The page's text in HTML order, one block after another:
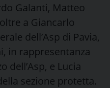
Galanti, Matteo
a Giancarlo
dell’Asp di Pavia,
in rappresentanza
dell’Asp, e Lucia
sezione protetta.